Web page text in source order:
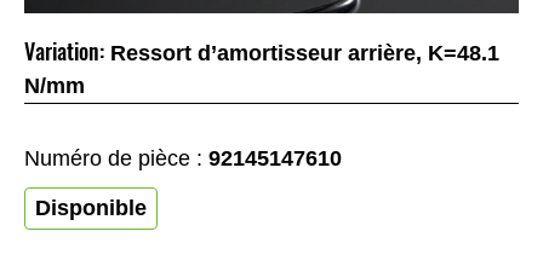
Variation: Ressort d’amortisseur arrière, K=48.1
N/mm
Numéro de pièce : 92145147610
Disponible